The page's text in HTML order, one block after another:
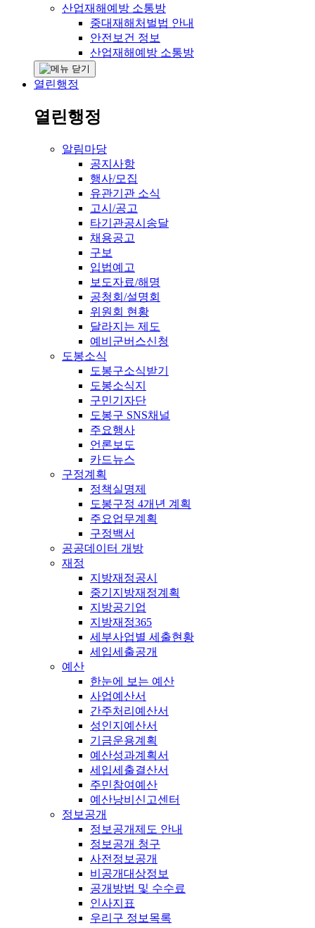
산업재해예방 소통방
중대재해처벌법 안내
안전보건 정보
산업재해예방 소통방
열린행정
열린행정
알림마당
공지사항
행사/모집
유관기관 소식
고시/공고
타기관공시송달
채용공고
구보
입법예고
보도자료/해명
공청회/설명회
위원회 현황
달라지는 제도
예비군버스신청
도봉소식
도봉구소식받기
도봉소식지
구민기자단
도봉구 SNS채널
주요행사
언론보도
카드뉴스
구정계획
정책실명제
도봉구정 4개년 계획
주요업무계획
구정백서
공공데이터 개방
재정
지방재정공시
중기지방재정계획
지방공기업
지방재정365
세부사업별 세출현황
세입세출공개
예산
한눈에 보는 예산
사업예산서
간주처리예산서
성인지예산서
기금운용계획
예산성과계획서
세입세출결산서
주민참여예산
예산낭비신고센터
정보공개
정보공개제도 안내
정보공개 청구
사전정보공개
비공개대상정보
공개방법 및 수수료
인사지표
우리구 정보목록